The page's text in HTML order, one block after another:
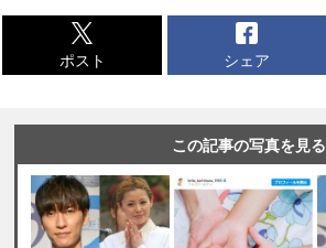
ポスト シェア
この記事の写真を見る